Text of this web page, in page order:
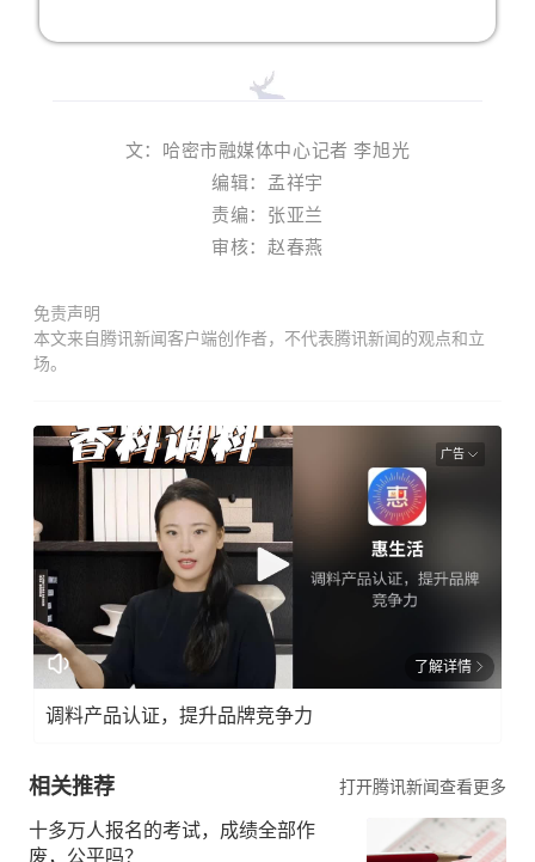
文：哈密市融媒体中心记者 李旭光
编辑：孟祥宇
责编：张亚兰
审核：赵春燕
免责声明
本文来自腾讯新闻客户端创作者，不代表腾讯新闻的观点和立
场。
广告
了解详情
调料产品认证，提升品牌竞争力
相关推荐 打开腾讯新闻查看更多
十多万人报名的考试，成绩全部作
废，公平吗？